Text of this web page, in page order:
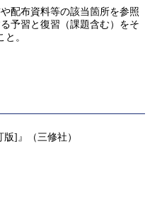
配布資料等の該当箇所を参照
予習と復習（課題含む）をそ
。
]』（三修社）